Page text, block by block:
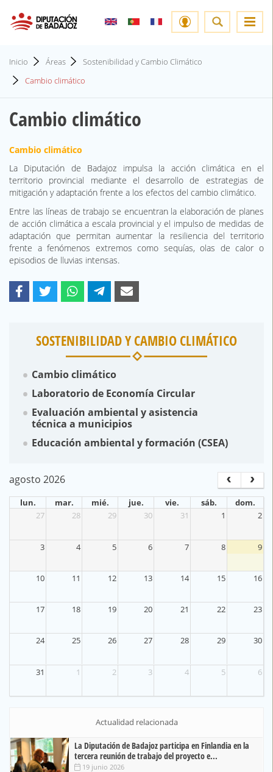
Inicio Áreas
Sostenibilidad y Cambio Climático
Cambio climático
Cambio climático
Cambio climático
La Diputación de Badajoz impulsa la acción climática en el
territorio provincial mediante el desarrollo de estrategias de
mitigación y adaptación frente a los efectos del cambio climático.
Entre las líneas de trabajo se encuentran la elaboración de planes
de acción climática a escala provincial y el impulso de medidas de
adaptación que permitan aumentar la resiliencia del territorio
frente a fenómenos extremos como sequías, olas de calor o
episodios de lluvias intensas.
SOSTENIBILIDAD Y CAMBIO CLIMÁTICO
Cambio climático
Laboratorio de Economía Circular
Evaluación ambiental y asistencia
técnica a municipios
Educación ambiental y formación (CSEA)
agosto 2026
lun. mar. mié. jue. vie. sáb.
dom.
27
28 29 30 31 1 2
3 4 5 6 7 8 9
10 11 12 13 14 15 16
17 18 19 20 21 22 23
24 25 26 27 28 29 30
31 1 2 3 4 5 6
Actualidad relacionada
La Diputación de Badajoz participa en Finlandia en la
tercera reunión de trabajo del proyecto e...
19 junio 2026